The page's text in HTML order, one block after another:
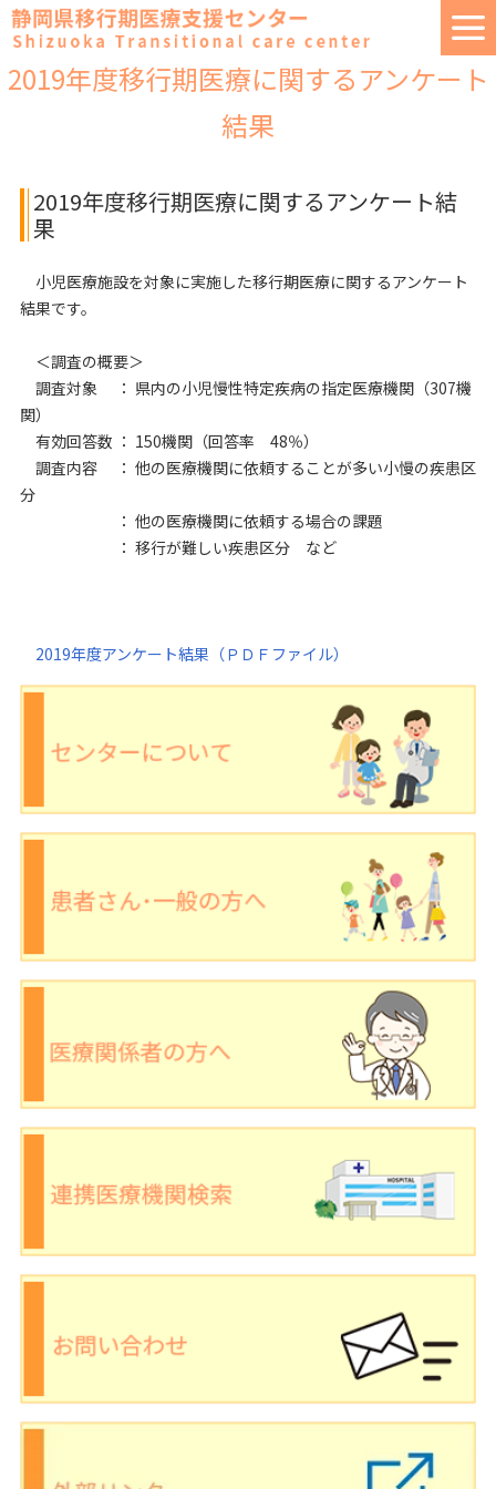
2019年度移行期医療に関するアンケート
結果
2019年度移行期医療に関するアンケート結
果
小児医療施設を対象に実施した移行期医療に関するアンケート
結果です。
＜調査の概要＞
調査対象 ： 県内の小児慢性特定疾病の指定医療機関（307機
関）
有効回答数 ： 150機関（回答率 48％）
調査内容 ： 他の医療機関に依頼することが多い小慢の疾患区
分
： 他の医療機関に依頼する場合の課題
： 移行が難しい疾患区分 など
2019年度アンケート結果（ＰＤＦファイル）